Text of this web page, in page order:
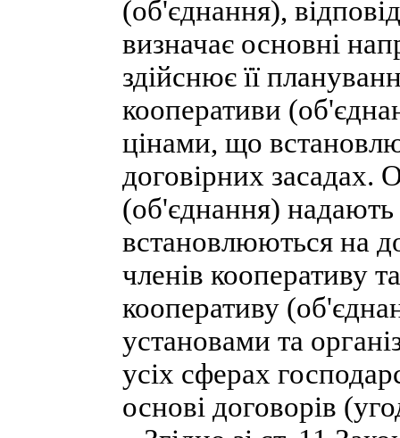
(об'єднання),
визначає основні
здійснює її
кооперативи
цінами, що
договірних засадах.
(об'єднання)
встановлюються на
членів кооперативу
кооперативу
установами та
усіх сферах
основі договорів